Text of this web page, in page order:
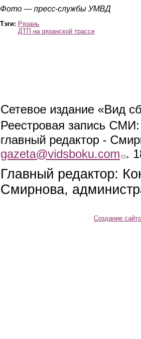
Фото — пресс-службы УМВД
Тэги: Рязань
ДТП на рязанской трассе
Сетевое издание «Вид
Реестровая запись СМИ:
главный редактор -
gazeta@vidsboku.com (link
.
Главный редактор:
Смирнова,
Создание